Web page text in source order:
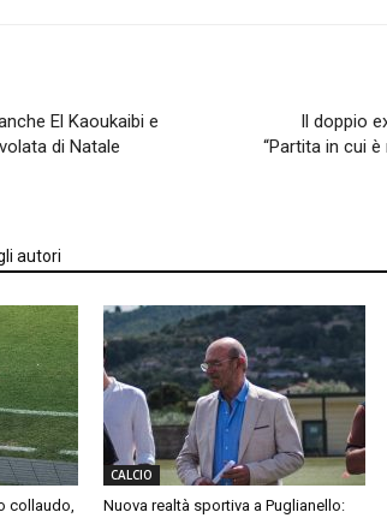
El Kaoukaibi e
di Natale
Il doppio
“Partita in cui
autori
collaudo,
CALCIO
Nuova realtà sportiva a Puglianello: